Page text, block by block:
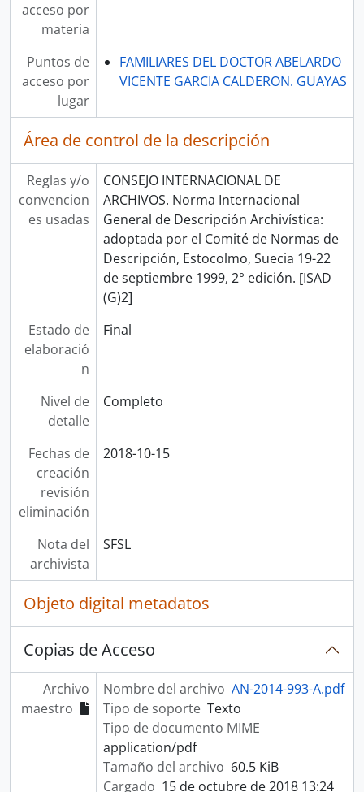
acceso por
materia
Puntos de
acceso por
lugar
FAMILIARES DEL DOCTOR ABELARDO
VICENTE GARCIA CALDERON. GUAYAS
Área de control de la descripción
Reglas y/o
convencion
es usadas
CONSEJO INTERNACIONAL DE
ARCHIVOS. Norma Internacional
General de Descripción Archivística:
adoptada por el Comité de Normas de
Descripción, Estocolmo, Suecia 19-22
de septiembre 1999, 2° edición. [ISAD
(G)2]
Estado de
elaboració
n
Final
Nivel de
detalle
Completo
Fechas de
creación
revisión
eliminación
2018-10-15
Nota del
archivista
SFSL
Objeto digital metadatos
Copias de Acceso
Archivo
maestro
Nombre del archivo AN-2014-993-A.pdf
Tipo de soporte Texto
Tipo de documento MIME
application/pdf
Tamaño del archivo 60.5 KiB
Cargado 15 de octubre de 2018 13:24